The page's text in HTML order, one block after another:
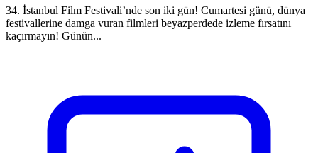
34. İstanbul Film Festivali’nde son iki gün! Cumartesi günü, dünya
festivallerine damga vuran filmleri beyazperdede izleme fırsatını
kaçırmayın! Günün...